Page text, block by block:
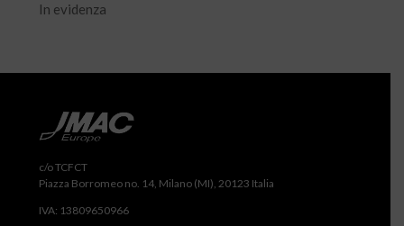
In evidenza
c/o TCFCT
Piazza Borromeo no. 14, Milano (MI), 20123 Italia
IVA: 13809650966